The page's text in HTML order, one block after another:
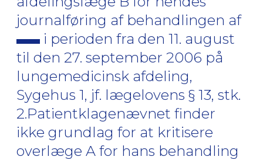
journalføring af behandlingen af
i perioden fra den 11. august
til den 27. september 2006 på
lungemedicinsk afdeling,
Sygehus 1, jf. lægelovens § 13, stk.
2.Patientklagenævnet finder
ikke grundlag for at kritisere
overlæge A for hans behandling